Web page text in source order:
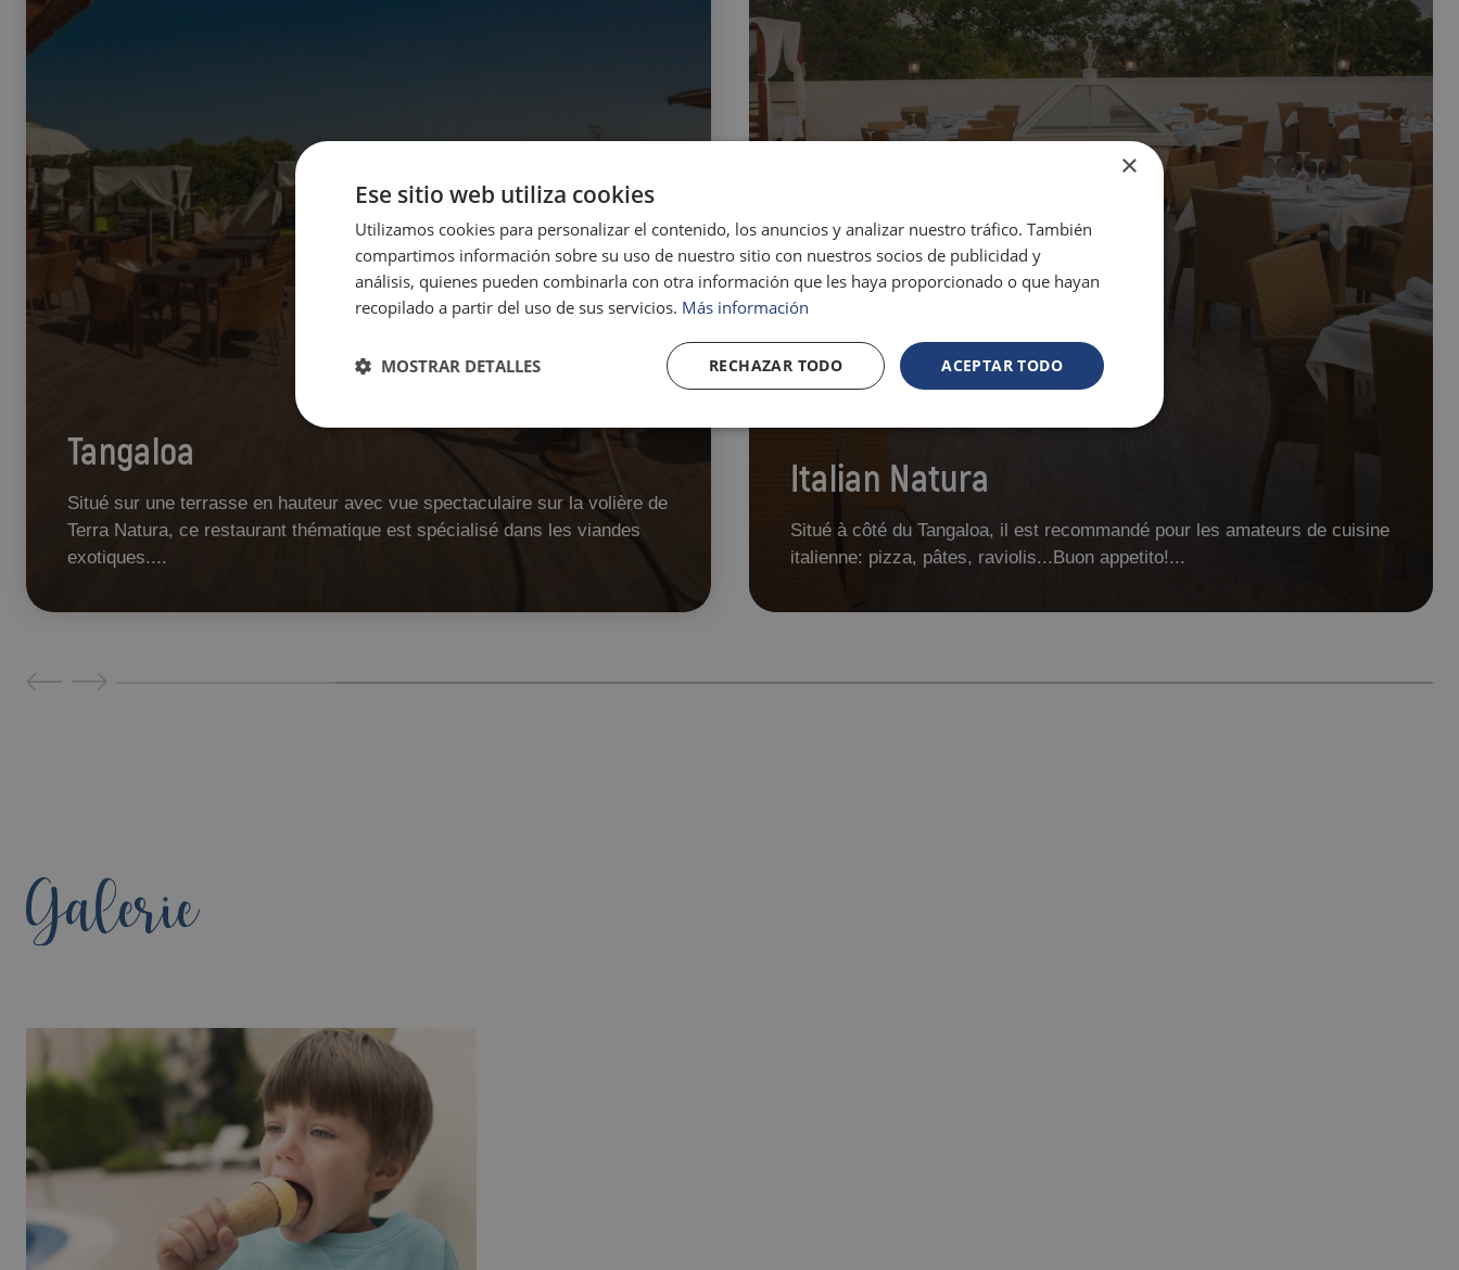
Tangaloa
Situé sur une terrasse en hauteur avec vue spectaculaire sur la volière de
Terra Natura, ce restaurant thématique est spécialisé dans les viandes
exotiques....
Italian Natura
Situé à côté du Tangaloa, il est recommandé pour les amateurs de cuisine
italienne: pizza, pâtes, raviolis...Buon appetito!...
Galerie
×
Ese sitio web utiliza cookies
Utilizamos cookies para personalizar el contenido, los anuncios y analizar nuestro tráfico. También
compartimos información sobre su uso de nuestro sitio con nuestros socios de publicidad y
análisis, quienes pueden combinarla con otra información que les haya proporcionado o que hayan
recopilado a partir del uso de sus servicios. Más información
ACEPTAR TODO
RECHAZAR TODO
MOSTRAR DETALLES